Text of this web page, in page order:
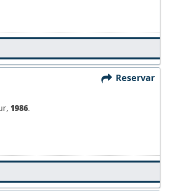
Reservar
1986.